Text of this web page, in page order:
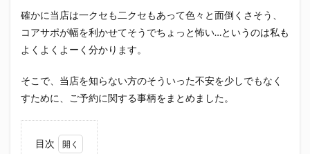
確かに当店は一クセも二クセもあって色々と面倒くさそう、
コアサポが幅を利かせてそうでちょっと怖い…というのは私も
よくよくよーく分かります。
そこで、当店を知らない方のそういった不安を少しでもなく
すために、ご予約に関する事柄をまとめました。
目次
イカゲーム
インチキおじさん
エスエスケイフーズ
エスパルス登山部
エルゴラッソ
オレンジデイズ
カップヌードル
カツオ
ガンダム
キンミヤ クリアソン新宿
ゴウ清水
サウナしきじ
サガン鳥栖
サッポロビール
サッポロ黒ラベル
ジェフユナイテッド市原・千葉